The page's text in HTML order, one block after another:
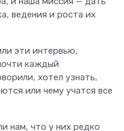
ведения и роста их
эти интервью,
каждый
хотел узнать,
или чему учатся все
нам, что у них редко